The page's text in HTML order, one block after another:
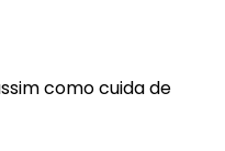
como cuida de